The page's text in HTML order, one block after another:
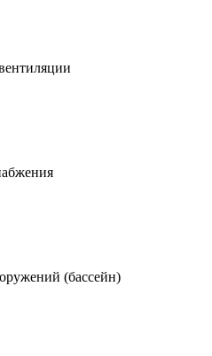
(бассейн)